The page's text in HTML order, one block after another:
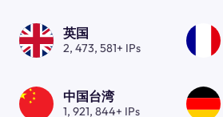
英国
2, 473, 581+ IPs
中国台湾
1, 921, 844+ IPs